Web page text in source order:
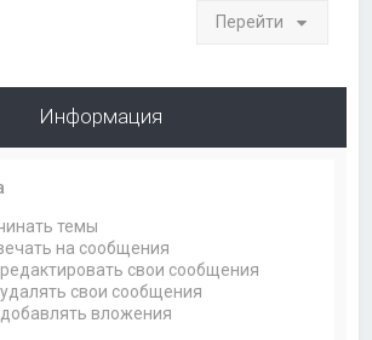
Перейти
Информация
темы
на сообщения
редактировать свои сообщения
удалять свои сообщения
добавлять вложения